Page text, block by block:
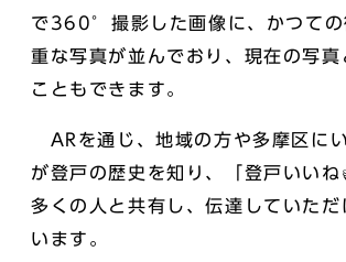
で360°撮影した画像に、かつての
重な写真が並んでおり、現在の写真
こともできます。
ARを通じ、地域の方や多摩区に
が登戸の歴史を知り、「登戸いいね
多くの人と共有し、伝達していただ
います。